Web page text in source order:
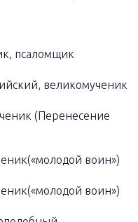
псаломщик
великомученик
(Перенесение
воин»)
воин»)